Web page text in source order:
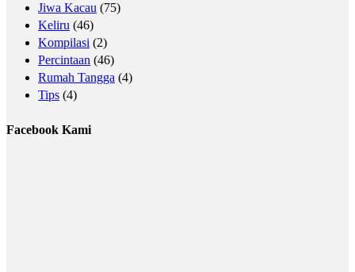
Jiwa Kacau (75)
Keliru (46)
Kompilasi (2)
Percintaan (46)
Rumah Tangga (4)
Tips (4)
Facebook Kami